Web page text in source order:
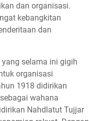
dan organisasi.
kebangkitan
dan
selama ini gigih
organisasi
1918 didirikan
wahana
Nahdlatut Tujjar